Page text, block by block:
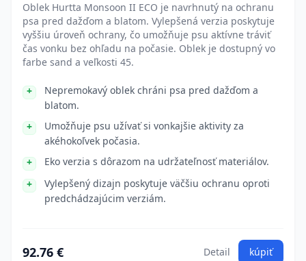
Oblek Hurtta Monsoon II ECO je navrhnutý na ochranu
psa pred dažďom a blatom. Vylepšená verzia poskytuje
vyššiu úroveň ochrany, čo umožňuje psu aktívne tráviť
čas vonku bez ohľadu na počasie. Oblek je dostupný vo
farbe sand a veľkosti 45.
Nepremokavý oblek chráni psa pred dažďom a
blatom.
Umožňuje psu užívať si vonkajšie aktivity za
akéhokoľvek počasia.
Eko verzia s dôrazom na udržateľnosť materiálov.
Vylepšený dizajn poskytuje väčšiu ochranu oproti
predchádzajúcim verziám.
92.76 € Detail kúpiť